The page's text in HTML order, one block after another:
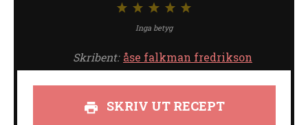
5
4
3
stjärnor
2
stjärnor
1
stjärna
Inga betyg
Skribent: åse falkman fredrikson
SKRIV UT RECEPT